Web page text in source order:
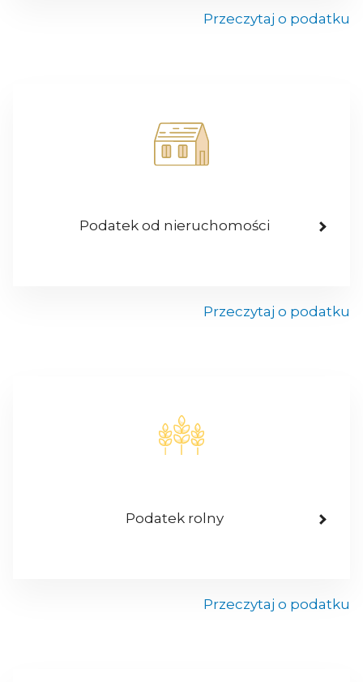
Przeczytaj o podatku
Podatek od nieruchomości
Przeczytaj o podatku
Podatek rolny
Przeczytaj o podatku